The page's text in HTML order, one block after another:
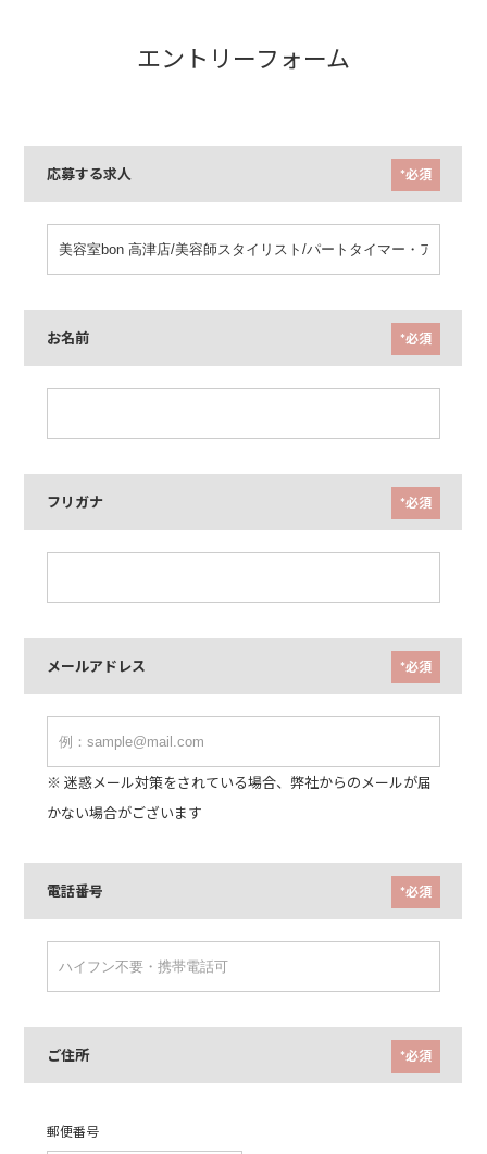
エントリーフォーム
応募する求人 *必須
お名前 *必須
フリガナ *必須
メールアドレス *必須
※ 迷惑メール対策をされている場合、弊社からのメールが届
かない場合がございます
電話番号 *必須
ご住所 *必須
郵便番号